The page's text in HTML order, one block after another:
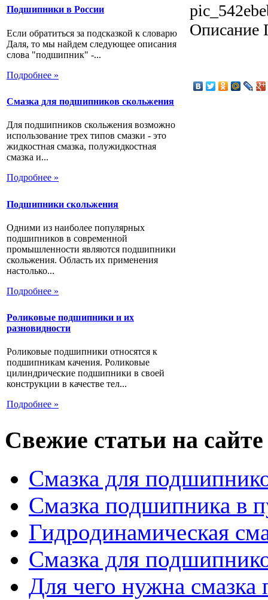
Подшипники в России
Если обратиться за подсказкой к словарю
Даля, то мы найдем следующее описания
слова "подшипник" -...
Подробнее »
Смазка для подшипников скольжения
Для подшипников скольжения возможно
использование трех типов смазки - это
жидкостная смазка, полужидкостная
смазка и...
Подробнее »
Подшипники скольжения
Одними из наиболее популярных
подшипников в современной
промышленности являются подшипники
скольжения. Область их применения
настолько...
Подробнее »
Роликовые подшипники и их
разновидности
Роликовые подшипники относятся к
подшипникам качения. Роликовые
цилиндрические подшипники в своей
конструкции в качестве тел...
Подробнее »
Описание
Свежие статьи на сайте
Смазка для
Смазка подшипника в
Гидродинамическая
Смазка для
Для чего нужна